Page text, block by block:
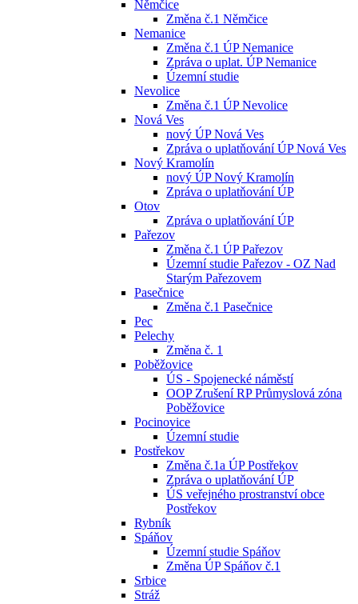
Němčice
Změna č.1 Němčice
Nemanice
Změna č.1 ÚP Nemanice
Zpráva o uplat. ÚP Nemanice
Územní studie
Nevolice
Změna č.1 ÚP Nevolice
Nová Ves
nový ÚP Nová Ves
Zpráva o uplatňování ÚP Nová Ves
Nový Kramolín
nový ÚP Nový Kramolín
Zpráva o uplatňování ÚP
Otov
Zpráva o uplatňování ÚP
Pařezov
Změna č.1 ÚP Pařezov
Územní studie Pařezov - OZ Nad
Starým Pařezovem
Pasečnice
Změna č.1 Pasečnice
Pec
Pelechy
Změna č. 1
Poběžovice
ÚS - Spojenecké náměstí
OOP Zrušení RP Průmyslová zóna
Poběžovice
Pocinovice
Územní studie
Postřekov
Změna č.1a ÚP Postřekov
Zpráva o uplatňování ÚP
ÚS veřejného prostranství obce
Postřekov
Rybník
Spáňov
Územní studie Spáňov
Změna ÚP Spáňov č.1
Srbice
Stráž